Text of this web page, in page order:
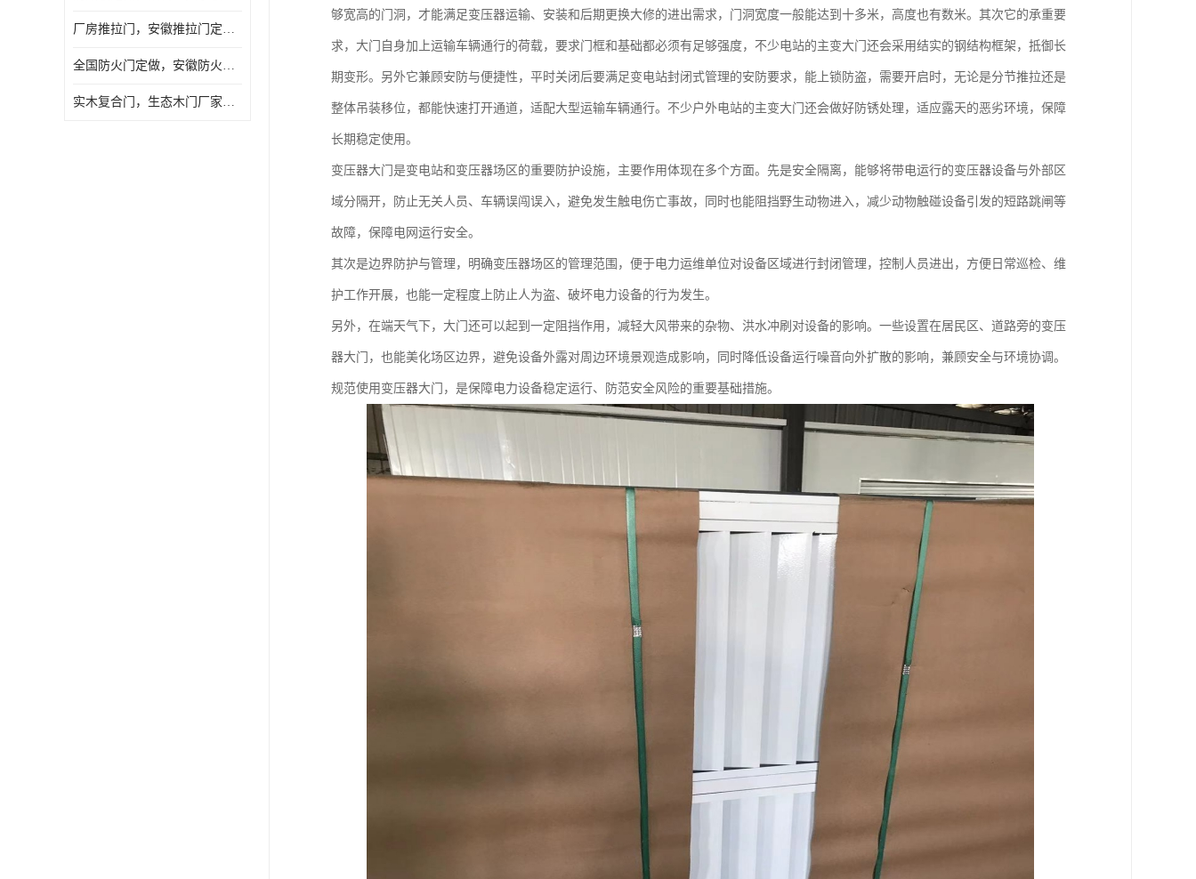
厂房推拉门，安徽推拉门定做，夹芯板平移大门
全国防火门定做，安徽防火门批发，防火门价格
实木复合门，生态木门厂家，免漆门定做，安徽木门厂家直销
够宽高的门洞，才能满足变压器运输、安装和后期更换大修的进出需求，门洞宽度一般能达到十多米，高度也有数米。其次它的承重要
求，大门自身加上运输车辆通行的荷载，要求门框和基础都必须有足够强度，不少电站的主变大门还会采用结实的钢结构框架，抵御长
期变形。另外它兼顾安防与便捷性，平时关闭后要满足变电站封闭式管理的安防要求，能上锁防盗，需要开启时，无论是分节推拉还是
整体吊装移位，都能快速打开通道，适配大型运输车辆通行。不少户外电站的主变大门还会做好防锈处理，适应露天的恶劣环境，保障
长期稳定使用。
变压器大门是变电站和变压器场区的重要防护设施，主要作用体现在多个方面。先是安全隔离，能够将带电运行的变压器设备与外部区
域分隔开，防止无关人员、车辆误闯误入，避免发生触电伤亡事故，同时也能阻挡野生动物进入，减少动物触碰设备引发的短路跳闸等
故障，保障电网运行安全。
其次是边界防护与管理，明确变压器场区的管理范围，便于电力运维单位对设备区域进行封闭管理，控制人员进出，方便日常巡检、维
护工作开展，也能一定程度上防止人为盗、破坏电力设备的行为发生。
另外，在端天气下，大门还可以起到一定阻挡作用，减轻大风带来的杂物、洪水冲刷对设备的影响。一些设置在居民区、道路旁的变压
器大门，也能美化场区边界，避免设备外露对周边环境景观造成影响，同时降低设备运行噪音向外扩散的影响，兼顾安全与环境协调。
规范使用变压器大门，是保障电力设备稳定运行、防范安全风险的重要基础措施。